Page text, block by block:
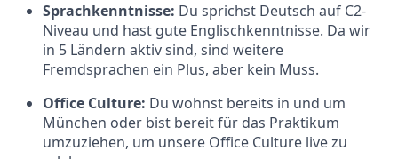
Sprachkenntnisse: Du sprichst Deutsch auf C2-
Niveau und hast gute Englischkenntnisse. Da wir
in 5 Ländern aktiv sind, sind weitere
Fremdsprachen ein Plus, aber kein Muss.
Office Culture: Du wohnst bereits in und um
München oder bist bereit für das Praktikum
umzuziehen, um unsere Office Culture live zu